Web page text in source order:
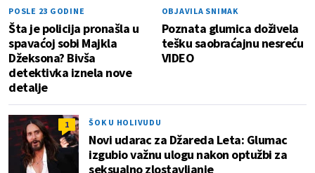
POSLE 23 GODINE
Šta je policija pronašla u
spavaćoj sobi Majkla
Džeksona? Bivša
detektivka iznela nove
detalje
OBJAVILA SNIMAK
Poznata glumica doživela
tešku saobraćajnu nesreću
VIDEO
1 ŠOK U HOLIVUDU
Novi udarac za Džareda Leta: Glumac
izgubio važnu ulogu nakon optužbi za
seksualno zlostavljanje